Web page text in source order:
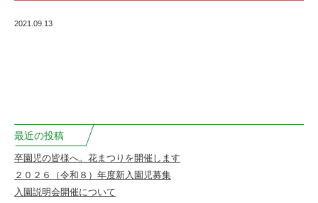
2021.09.13
最近の投稿
卒園児の皆様へ。花まつりを開催します
２０２６（令和８）年度新入園児募集
入園説明会開催について